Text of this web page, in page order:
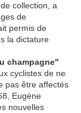
collection, a
de
permis de
la dictature
champagne"
cyclistes de ne
pas être affectés
Eugène
nouvelles